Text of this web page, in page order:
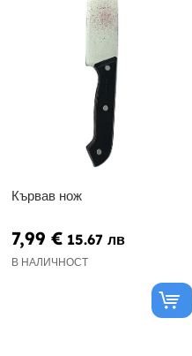
Кървав нож
7,99 € 15.67 лв
В НАЛИЧНОСТ